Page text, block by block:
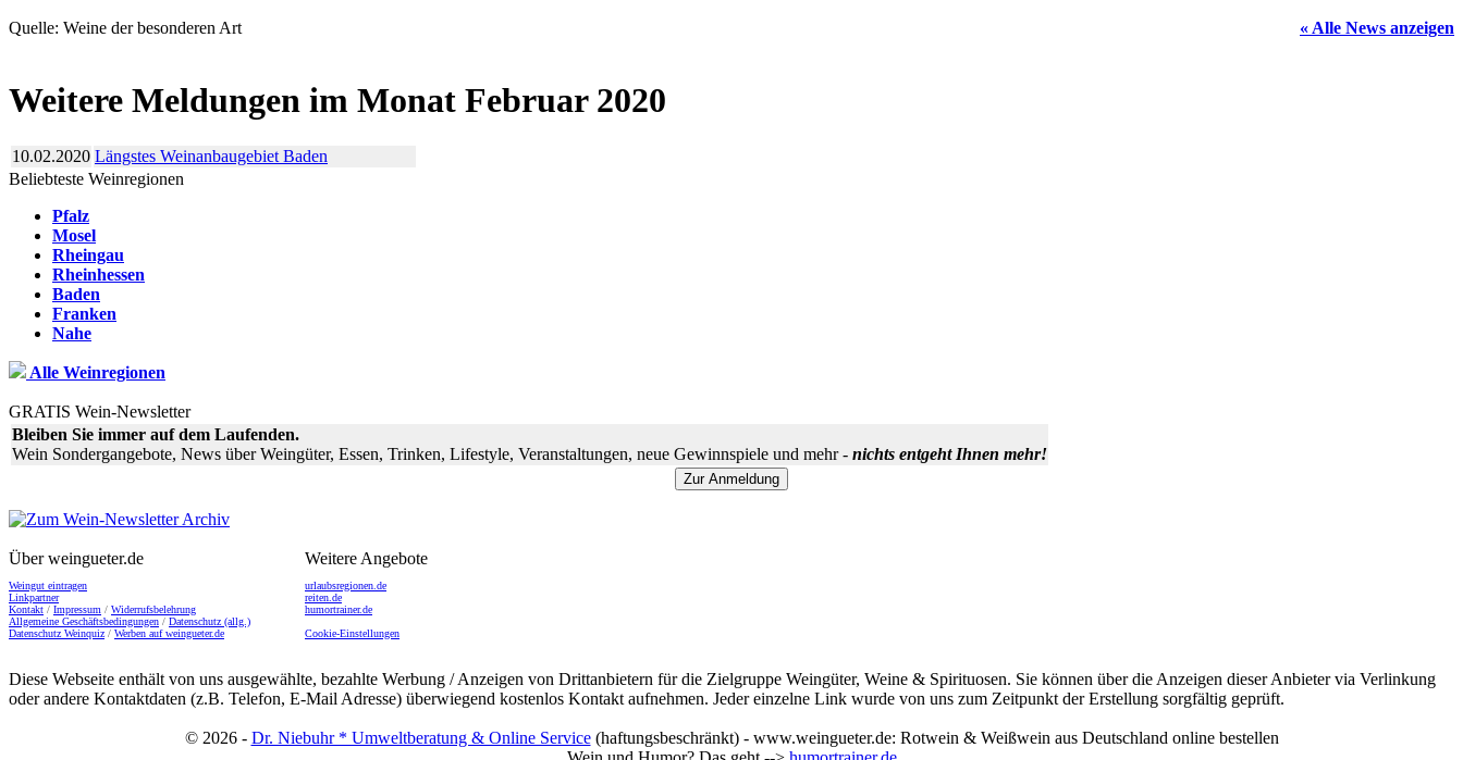
Quelle: Weine der besonderen Art « Alle News anzeigen
Weitere Meldungen im Monat Februar 2020
10.02.2020 Längstes Weinanbaugebiet Baden
Beliebteste Weinregionen
Pfalz
Mosel
Rheingau
Rheinhessen
Baden
Franken
Nahe
Alle Weinregionen
GRATIS Wein-Newsletter
Bleiben Sie immer auf dem Laufenden.
Wein Sondergangebote, News über Weingüter, Essen, Trinken, Lifestyle, Veranstaltungen, neue Gewinnspiele und mehr - nichts entgeht Ihnen mehr!
Über weingueter.de
Weingut eintragen
Linkpartner
Kontakt / Impressum / Widerrufsbelehrung
Allgemeine Geschäftsbedingungen / Datenschutz (allg.)
Datenschutz Weinquiz / Werben auf weingueter.de
Weitere Angebote
urlaubsregionen.de
reiten.de
humortrainer.de
Cookie-Einstellungen
Diese Webseite enthält von uns ausgewählte, bezahlte Werbung / Anzeigen von Drittanbietern für die Zielgruppe Weingüter, Weine & Spirituosen. Sie können über die Anzeigen dieser Anbieter via Verlinkung
oder andere Kontaktdaten (z.B. Telefon, E-Mail Adresse) überwiegend kostenlos Kontakt aufnehmen. Jeder einzelne Link wurde von uns zum Zeitpunkt der Erstellung sorgfältig geprüft.
© 2026 - Dr. Niebuhr * Umweltberatung & Online Service(haftungsbeschränkt) - www.weingueter.de: Rotwein & Weißwein aus Deutschland online bestellen